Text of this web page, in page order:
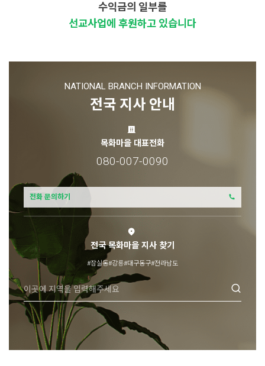
수익금의 일부를
선교사업에 후원하고 있습니다
NATIONAL BRANCH INFORMATION
전국 지사 안내
목화마을 대표전화
080-007-0090
전화 문의하기
전국 목화마을 지사 찾기
#잠실동#강릉#대구동구#전라남도